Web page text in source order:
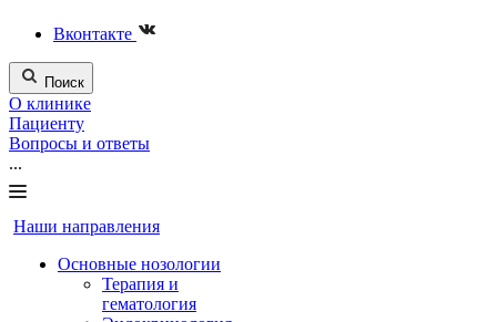
Вконтакте
Поиск
О клинике
Пациенту
Вопросы и ответы
...
Наши направления
Основные нозологии
Терапия и
гематология